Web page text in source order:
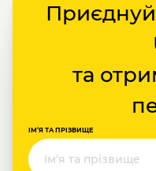
та
ІМ‘Я ТА ПРІЗВИЩЕ